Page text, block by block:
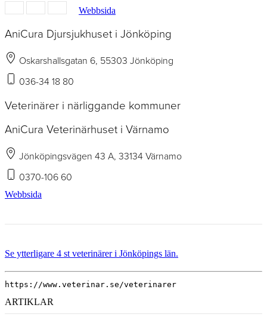
Webbsida
AniCura Djursjukhuset i Jönköping
Oskarshallsgatan 6, 55303 Jönköping
036-34 18 80
Veterinärer i närliggande kommuner
AniCura Veterinärhuset i Värnamo
Jönköpingsvägen 43 A, 33134 Värnamo
0370-106 60
Webbsida
Se ytterligare 4 st veterinärer i Jönköpings län.
https://www.veterinar.se/veterinarer
ARTIKLAR